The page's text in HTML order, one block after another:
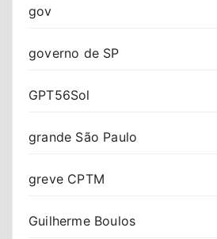
gov
governo de SP
GPT56Sol
grande São Paulo
greve CPTM
Guilherme Boulos